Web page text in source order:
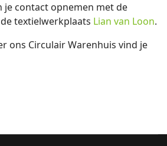
je contact opnemen met de
textielwerkplaats Lian van Loon.
ons Circulair Warenhuis vind je